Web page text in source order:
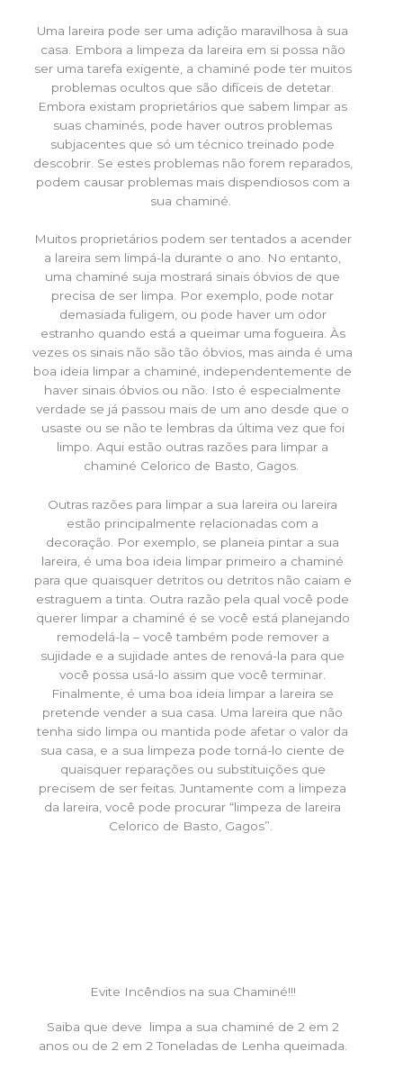
Uma lareira pode ser uma adição maravilhosa à sua
casa. Embora a limpeza da lareira em si possa não
ser uma tarefa exigente, a chaminé pode ter muitos
problemas ocultos que são difíceis de detetar.
Embora existam proprietários que sabem limpar as
suas chaminés, pode haver outros problemas
subjacentes que só um técnico treinado pode
descobrir. Se estes problemas não forem reparados,
podem causar problemas mais dispendiosos com a
sua chaminé.
Muitos proprietários podem ser tentados a acender
a lareira sem limpá-la durante o ano. No entanto,
uma chaminé suja mostrará sinais óbvios de que
precisa de ser limpa. Por exemplo, pode notar
demasiada fuligem, ou pode haver um odor
estranho quando está a queimar uma fogueira. Às
vezes os sinais não são tão óbvios, mas ainda é uma
boa ideia limpar a chaminé, independentemente de
haver sinais óbvios ou não. Isto é especialmente
verdade se já passou mais de um ano desde que o
usaste ou se não te lembras da última vez que foi
limpo. Aqui estão outras razões para limpar a
chaminé Celorico de Basto, Gagos.
Outras razões para limpar a sua lareira ou lareira
estão principalmente relacionadas com a
decoração. Por exemplo, se planeia pintar a sua
lareira, é uma boa ideia limpar primeiro a chaminé
para que quaisquer detritos ou detritos não caiam e
estraguem a tinta. Outra razão pela qual você pode
querer limpar a chaminé é se você está planejando
remodelá-la – você também pode remover a
sujidade e a sujidade antes de renová-la para que
você possa usá-lo assim que você terminar.
Finalmente, é uma boa ideia limpar a lareira se
pretende vender a sua casa. Uma lareira que não
tenha sido limpa ou mantida pode afetar o valor da
sua casa, e a sua limpeza pode torná-lo ciente de
quaisquer reparações ou substituições que
precisem de ser feitas. Juntamente com a limpeza
da lareira, você pode procurar “limpeza de lareira
Celorico de Basto, Gagos”.
Evite Incêndios na sua Chaminé!!!
Saiba que deve limpa a sua chaminé de 2 em 2
anos ou de 2 em 2 Toneladas de Lenha queimada.